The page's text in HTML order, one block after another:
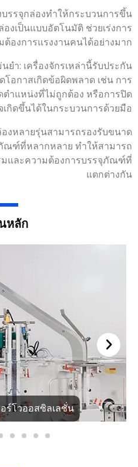
รรจุกล่องทำให้กระบวนการขึ้น
งเป็นแบบอัตโนมัติ ช่วยเร่งการ
องการแรงงานคนได้อย่างมาก
ำ: เครื่องจักรเหล่านี้รับประกัน
อกาสเกิดข้อผิดพลาด เช่น การ
ำแหน่งที่ไม่ถูกต้อง หรือการปิด
กิดขึ้นได้ในกระบวนการด้วยมือ
งหลายรุ่นสามารถรองรับขนาด
ณฑ์ที่หลากหลาย ทำให้สามารถ
และความต้องการบรรจุภัณฑ์ที่
แตกต่างกัน
หลัก
ร์โวออสซิลเลชั่น